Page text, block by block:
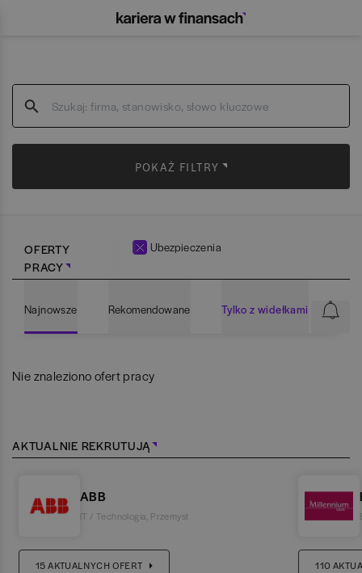
POKAŻ FILTRY
OFERTY
PRACY
Ubezpieczenia
Najnowsze Rekomendowane Tylko z widełkami
Nie znaleziono ofert pracy
AKTUALNIE REKRUTUJĄ
ABB
IT / Technologia Przemysł
15AKTUALNYCH OFERT 110